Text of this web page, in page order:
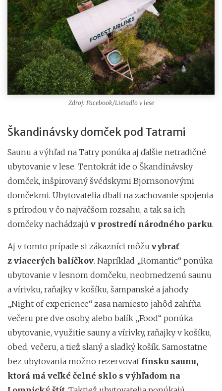
Zdroj: Facebook/Lietadlo v lese
Škandinávsky domček pod Tatrami
Saunu a výhľad na Tatry ponúka aj ďalšie netradičné
ubytovanie v lese. Tentokrát ide o Škandinávsky
domček, inšpirovaný švédskymi Bjornsonovými
domčekmi. Ubytovatelia dbali na zachovanie spojenia
s prírodou v čo najväčšom rozsahu, a tak sa ich
domčeky nachádzajú v prostredí národného parku.
Aj v tomto prípade si zákazníci môžu vybrať
z viacerých balíčkov. Napríklad „Romantic“ ponúka
ubytovanie v lesnom domčeku, neobmedzenú saunu
a vírivku, raňajky v košíku, šampanské a jahody.
„Night of experience“ zasa namiesto jahôd zahŕňa
večeru pre dve osoby, alebo balík „Food“ ponúka
ubytovanie, využitie sauny a vírivky, raňajky v košíku,
obed, večeru, a tiež slaný a sladký košík. Samostatne
bez ubytovania možno rezervovať fínsku saunu,
ktorá má veľké čelné sklo s výhľadom na